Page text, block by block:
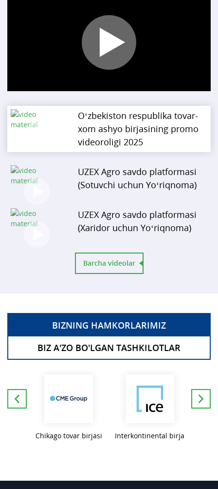
Play
O‘zbekiston respublika tovar-
xom ashyo birjasining promo
videoroligi 2025
UZEX Agro savdo platformasi
(Sotuvchi uchun Yo‘riqnoma)
UZEX Agro savdo platformasi
(Xaridor uchun Yo‘riqnoma)
Barcha videolar
BIZNING HAMKORLARIMIZ
BIZ A'ZO BO'LGAN TASHKILOTLAR
Chikago tovar birjasi Interkontinental birja